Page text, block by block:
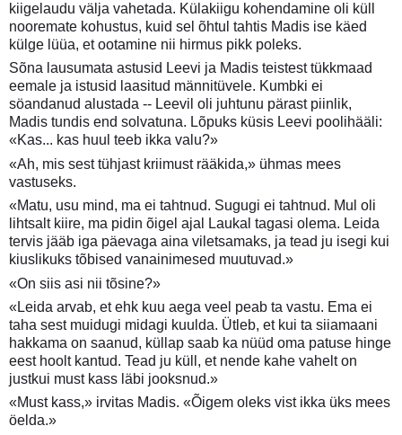
kiigelaudu välja vahetada. Külakiigu kohendamine oli küll
nooremate kohustus, kuid sel õhtul tahtis Madis ise käed
külge lüüa, et ootamine nii hirmus pikk poleks.
Sõna lausumata astusid Leevi ja Madis teistest tükkmaad
eemale ja istusid laasitud männitüvele. Kumbki ei
söandanud alustada -- Leevil oli juhtunu pärast piinlik,
Madis tundis end solvatuna. Lõpuks küsis Leevi poolihääli:
«Kas... kas huul teeb ikka valu?»
«Ah, mis sest tühjast kriimust rääkida,» ühmas mees
vastuseks.
«Matu, usu mind, ma ei tahtnud. Sugugi ei tahtnud. Mul oli
lihtsalt kiire, ma pidin õigel ajal Laukal tagasi olema. Leida
tervis jääb iga päevaga aina viletsamaks, ja tead ju isegi kui
kiuslikuks tõbised vanainimesed muutuvad.»
«On siis asi nii tõsine?»
«Leida arvab, et ehk kuu aega veel peab ta vastu. Ema ei
taha sest muidugi midagi kuulda. Ütleb, et kui ta siiamaani
hakkama on saanud, küllap saab ka nüüd oma patuse hinge
eest hoolt kantud. Tead ju küll, et nende kahe vahelt on
justkui must kass läbi jooksnud.»
«Must kass,» irvitas Madis. «Õigem oleks vist ikka üks mees
öelda.»